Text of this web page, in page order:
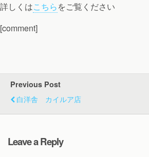
詳しくはこちらをご覧ください
[comment]
Previous Post
白洋舎 カイルア店
Leave a Reply